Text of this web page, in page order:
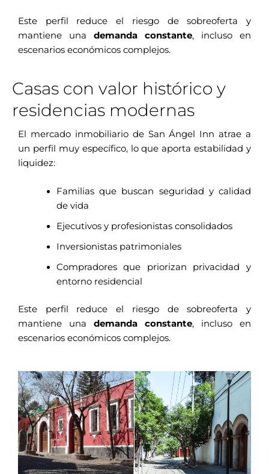
Este perfil reduce el riesgo de sobreoferta y
mantiene una demanda constante, incluso en
escenarios económicos complejos.
Casas con valor histórico y
residencias modernas
El mercado inmobiliario de San Ángel Inn atrae a
un perfil muy específico, lo que aporta estabilidad y
liquidez:
Familias que buscan seguridad y calidad
de vida
Ejecutivos y profesionistas consolidados
Inversionistas patrimoniales
Compradores que priorizan privacidad y
entorno residencial
Este perfil reduce el riesgo de sobreoferta y
mantiene una demanda constante, incluso en
escenarios económicos complejos.